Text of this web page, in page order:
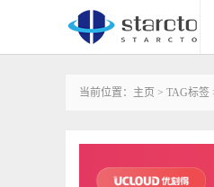
当前位置： 主页 > TAG标签